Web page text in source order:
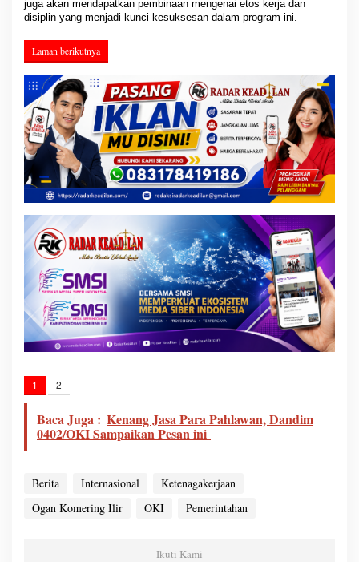
juga akan mendapatkan pembinaan mengenai etos kerja dan
disiplin yang menjadi kunci kesuksesan dalam program ini.
Laman berikutnya
1 2
Baca Juga : Kenang Jasa Para Pahlawan, Dandim
0402/OKI Sampaikan Pesan ini
Berita Internasional
Ketenagakerjaan
Ogan Komering Ilir
OKI Pemerintahan
Ikuti Kami